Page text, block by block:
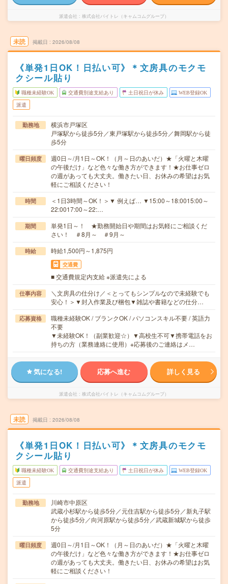
派遣会社 株式会社バイトレ（キャムコムグループ）
未読 掲載日 2026/08/08
《単発1日OK！日払い可》＊文房具のモクモ
クシール貼り
職種未経験OK 交通費別途支給あり 土日祝日が休み WEB登録OK
派遣
勤務地
横浜市戸塚区
戸塚駅から徒歩5分／東戸塚駅から徒歩5分／舞岡駅から徒
歩5分
曜日頻度
週0日～/月1日～OK！（月～日のあいだ）★「火曜と木曜
の午後だけ」など色々な働き方ができます！★お仕事ゼロ
の週があっても大丈夫。働きたい日、お休みの希望はお気
軽にご相談ください！
時間
＜1日3時間～OK！＞▼ 例えば… ▼15:00～18:0015:00～
22:0017:00～22:…
期間
単発1日～！ ★勤務開始日や期間はお気軽にご相談くだ
さい！ ＃8月～ ＃9月～
時給 時給1,500円～1,875円
交通費
■ 交通費規定内支給 ※派遣先による
仕事内容
＼文房具の仕分け／＜とってもシンプルなので未経験でも
安心！＞▼封入作業及び梱包▼雑誌や書籍などの仕分…
応募資格
職種未経験OK / ブランクOK / パソコンスキル不要 / 英語力
不要
▼未経験OK！（副業歓迎☆）▼高校生不可▼携帯電話をお
持ちの方（業務連絡に使用）※応募後のご連絡はメ…
気になる! 応募へ進む 詳しく見る
派遣会社 株式会社バイトレ（キャムコムグループ）
未読 掲載日 2026/08/08
《単発1日OK！日払い可》＊文房具のモクモ
クシール貼り
職種未経験OK 交通費別途支給あり 土日祝日が休み WEB登録OK
派遣
勤務地
川崎市中原区
武蔵小杉駅から徒歩5分／元住吉駅から徒歩5分／新丸子駅
から徒歩5分／向河原駅から徒歩5分／武蔵新城駅から徒歩
5分
曜日頻度
週0日～/月1日～OK！（月～日のあいだ）★「火曜と木曜
の午後だけ」など色々な働き方ができます！★お仕事ゼロ
の週があっても大丈夫。働きたい日、お休みの希望はお気
軽にご相談ください！